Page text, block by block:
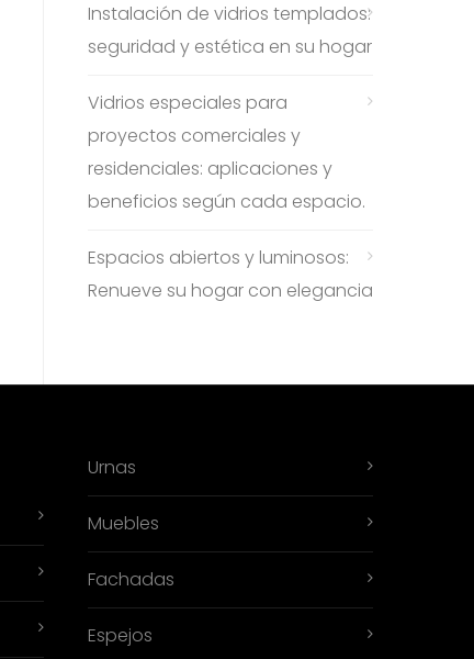
Instalación de vidrios templados:
seguridad y estética en su hogar
Vidrios especiales para
proyectos comerciales y
residenciales: aplicaciones y
beneficios según cada espacio.
Espacios abiertos y luminosos:
Renueve su hogar con elegancia
Urnas
Muebles
Fachadas
Espejos